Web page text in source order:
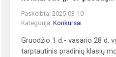
Paskelbta: 2025-03-10
Kategorija:Konkursai
Gruodžio 1 d.- vasario 28 d.
tarptautinis pradinių klasių